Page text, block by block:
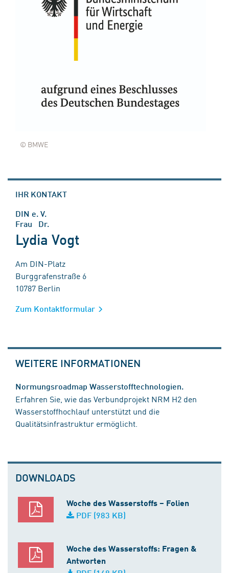
© BMWE
IHR KONTAKT
DIN e. V.
Frau Dr.
Lydia Vogt
Am DIN-Platz
Burggrafenstraße 6
10787 Berlin
Zum Kontaktformular
WEITERE INFORMATIONEN
Normungsroadmap Wasserstofftechnologien.
Erfahren Sie, wie das Verbundprojekt NRM H2 den
Wasserstoffhochlauf unterstützt und die
Qualitätsinfrastruktur ermöglicht.
DOWNLOADS
Woche des Wasserstoffs – Folien
PDF (983 KB)
Woche des Wasserstoffs: Fragen &
Antworten